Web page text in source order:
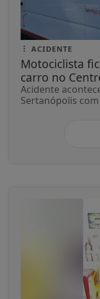
ACIDENTE
Motociclista
carro no
Acidente
Sertanópolis